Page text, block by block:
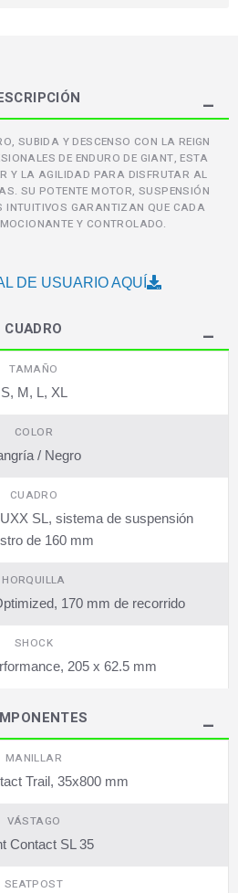
SUBIDA Y DESCENSO CON LA REIGN
DE ENDURO DE GIANT, ESTA
Y LA AGILIDAD PARA DISFRUTAR AL
SU POTENTE MOTOR, SUSPENSIÓN
INTUITIVOS GARANTIZAN QUE CADA
Y CONTROLADO.
DE USUARIO AQUÍ
CUADRO
TAMAÑO
S, M, L, XL
COLOR
/ Negro
CUADRO
SL, sistema de suspensión
de 160 mm
HORQUILLA
170 mm de recorrido
SHOCK
205 x 62.5 mm
MANILLAR
Trail, 35x800 mm
VÁSTAGO
Contact SL 35
SEATPOST